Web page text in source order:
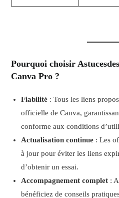
Pourquoi choisir
Canva Pro ?
Fiabilité : Tous les liens
officielle de Canva,
conforme aux conditions
Actualisation continue : Les
à jour pour éviter les liens
d’obtenir un essai.
Accompagnement complet :
bénéficiez de conseils